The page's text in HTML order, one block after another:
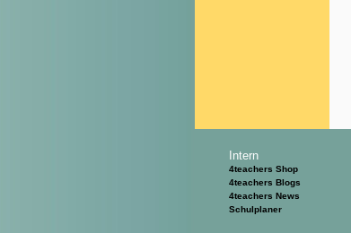
Intern
4teachers Shop
4teachers Blogs
4teachers News
Schulplaner